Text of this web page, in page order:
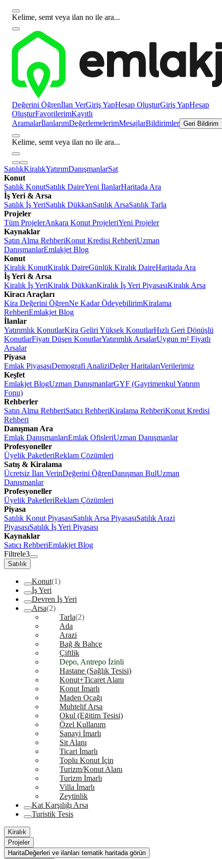
Kelime, semt veya ilan no ile ara...
Değerini Öğrenİlan VerGiriş YapHesap OluşturGiriş YapHesap
OluşturFavorilerimKayıtlı
AramalarİlanlarımDeğerlemelerimMesajlarBildirimler Geri Bildirim
Kelime, semt veya ilan no ile ara...
SatılıkKiralıkYatırımDanışmanlarSat
Konut
Satılık KonutSatılık DaireYeni İlanlarHaritada Ara
İş Yeri & Arsa
Satılık İş YeriSatılık DükkanSatılık ArsaSatılık Tarla
Projeler
Tüm ProjelerAnkara Konut ProjeleriYeni Projeler
Kaynaklar
Satın Alma RehberiKonut Kredisi RehberiUzman
DanışmanlarEmlakjet Blog
Konut
Kiralık KonutKiralık DaireGünlük Kiralık DaireHaritada Ara
İş Yeri & Arsa
Kiralık İş YeriKiralık DükkanKiralık İş Yeri PiyasasıKiralık Arsa
Kiracı Araçları
Kira Değerini ÖğrenNe Kadar ÖdeyebilirimKiralama
RehberiEmlakjet Blog
İlanlar
Yatırımlık KonutlarKira Geliri Yüksek KonutlarHızlı Geri Dönüşlü
KonutlarFiyatı Düşen KonutlarYatırımlık ArsalarUygun m² Fiyatlı
Arsalar
Piyasa
Emlak PiyasasıDemografi AnaliziDeğer HaritalarıVerilerimiz
Keşfet
Emlakjet BlogUzman DanışmanlarGYF (Gayrimenkul Yatırım
Fonu)
Rehberler
Satın Alma RehberiSatıcı RehberiKiralama RehberiKonut Kredisi
Rehberi
Danışman Ara
Emlak DanışmanlarıEmlak OfisleriUzman Danışmanlar
Profesyoneller
Üyelik PaketleriReklam Çözümleri
Satış & Kiralama
Ücretsiz İlan VerinDeğerini ÖğrenDanışman BulUzman
Danışmanlar
Profesyoneller
Üyelik PaketleriReklam Çözümleri
Piyasa
Satılık Konut PiyasasıSatılık Arsa PiyasasıSatılık Arazi
PiyasasıSatılık İş Yeri Piyasası
Kaynaklar
Satıcı RehberiEmlakjet Blog
Filtrele3
Satılık
Konut(1)
İş Yeri
Devren İş Yeri
Arsa(2)
Tarla(2)
Ada
Arazi
Bağ & Bahçe
Çiftlik
Depo, Antrepo İzinli
Hastane (Sağlık Tesisi)
Konut+Ticaret Alanı
Konut İmarlı
Maden Ocağı
Muhtelif Arsa
Okul (Eğitim Tesisi)
Özel Kullanım
Sanayi İmarlı
Sit Alanı
Ticari İmarlı
Toplu Konut İçin
Turizm/Konut Alanı
Turizm İmarlı
Villa İmarlı
Zeytinlik
Kat Karşılığı Arsa
Turistik Tesis
Kiralık
Projeler
HaritaDeğerleri ve ilanları tematik haritada görün